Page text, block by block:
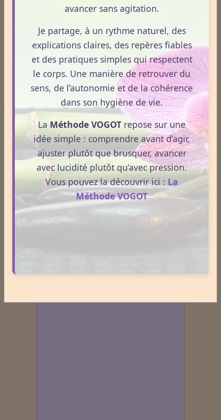
Newsletter #313 - juillet 2026
Newsletter #312 - juin 2026
Newsletter #311 - mai 2026
Newsletter #310 - avril 2026
Newsletter #309 - mars 2026
ESPACE PUBLICITAIRE
Format : 300 × 600 px
Emplacement disponible
Cliquez ici pour consulter les
avancer sans agitation.
Je partage, à un rythme naturel, des
explications claires, des repères fiables
et des pratiques simples qui respectent
le corps. Une manière de retrouver du
sens, de l’autonomie et de la cohérence
dans son hygiène de vie.
La Méthode VOGOT repose sur une
idée simple : comprendre avant d’agir,
ajuster plutôt que brusquer, avancer
avec lucidité plutôt qu’avec pression.
Vous pouvez la découvrir ici : La
Méthode VOGOT